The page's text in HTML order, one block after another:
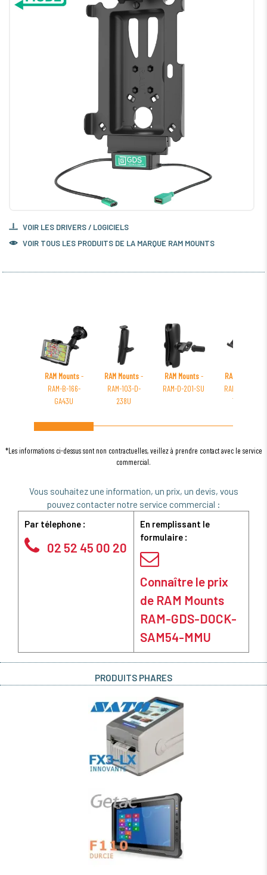
VOIR LES DRIVERS / LOGICIELS
VOIR TOUS LES PRODUITS DE LA MARQUE RAM MOUNTS
RAM Mounts-
RAM-B-166-
GA43U
RAM Mounts-
RAM-103-D-
238U
RAM Mounts-
RAM-D-201-SU
RAM Mounts
RAM-B-299-3-
TAB30U
*Les informations ci-dessus sont non contractuelles, veillez à prendre contact avec le service
commercial.
Vous souhaitez une information, un prix, un devis, vous
pouvez contacter notre service commercial :
Par télephone :
02 52 45 00 20
En remplissant le
formulaire :
Connaître le prix
de RAM Mounts
RAM-GDS-DOCK-
SAM54-MMU
PRODUITS PHARES